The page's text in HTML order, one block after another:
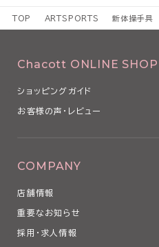
TOP ARTSPORTS 新体操手具
Chacott ONLINE SHOP
ショッピングガイド
お客様の声・レビュー
COMPANY
店舗情報
重要なお知らせ
採用・求人情報